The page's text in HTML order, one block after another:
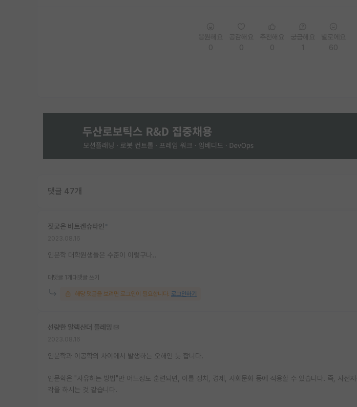
댓글 47개
짓궂은 비트겐슈타인
인문학 대학원생들은 수준이 이렇구나..
대댓글 1개 대댓글 쓰기
해당 댓글을 보려면 로그인이 필요합니다. 로그인하기
선량한 알렉산더 플레밍
인문학과 이공학의 차이에서 발생하는 오해인 듯 합니다.
인문학은 "사유하는 방법"만 어느정도 훈련되면, 이를 정치, 경제, 사회문화 등에 적용할 수 있습니다. 즉, 사전
각을 하시는 것 같습니다.